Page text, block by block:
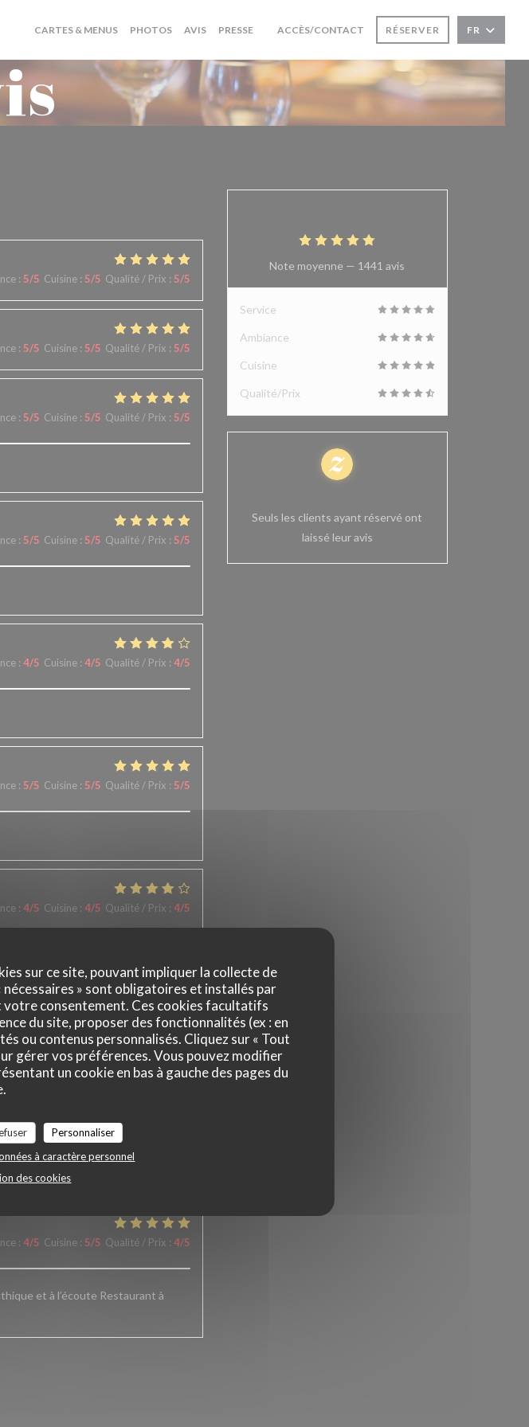
sur ce site, pouvant impliquer la collecte de
» sont obligatoires et installés par
consentement. Ces cookies facultatifs
du site, proposer des fonctionnalités (ex : en
ou contenus personnalisés. Cliquez sur « Tout
gérer vos préférences. Vous pouvez modifier
un cookie en bas à gauche des pages du
Personnaliser
à caractère personnel
des cookies
CARTES & MENUS PHOTOS AVIS PRESSE
((OUVRE UNE NOUVELLE FENÊTRE))
ACCÈS/CONTACT RÉSERVER FR
: 5/5 Cuisine: 5/5 Qualité / Prix : 5/5
: 5/5 Cuisine: 5/5 Qualité / Prix : 5/5
: 5/5 Cuisine: 5/5 Qualité / Prix : 5/5
: 5/5 Cuisine: 5/5 Qualité / Prix : 5/5
: 4/5 Cuisine: 4/5 Qualité / Prix : 4/5
: 5/5 Cuisine: 5/5 Qualité / Prix : 5/5
: 4/5 Cuisine: 4/5 Qualité / Prix : 4/5
:5 /5 Cuisine: 5/5 Qualité / Prix: 5/5
recommande vivement cet
: Cuisine
: 4/5 Cuisine: 5/5 Qualité / Prix : 4/5
et à l’écoute Restaurant à
Note moyenne — 1441 avis
Service
Ambiance
Cuisine
Qualité/Prix
Seuls les clients ayant réservé ont
laissé leur avis